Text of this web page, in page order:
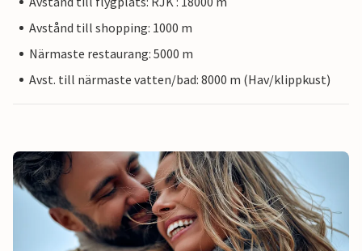
Avstånd till shopping: 1000 m
Närmaste restaurang: 5000 m
Avst. till närmaste vatten/bad: 8000 m (Hav/klippkust)